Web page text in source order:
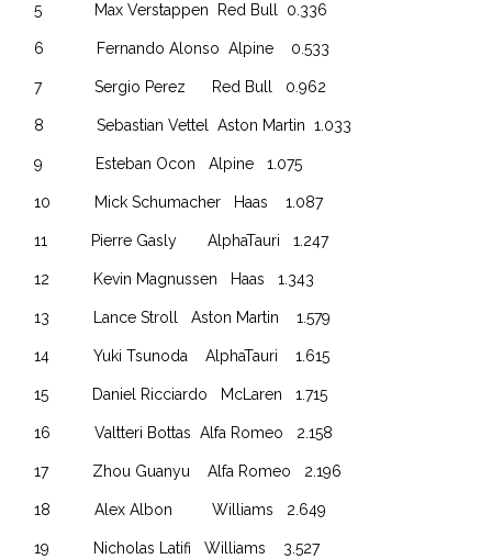
5 Max Verstappen Red Bull 0.336
6 Fernando Alonso Alpine 0.533
7 Sergio Perez Red Bull 0.962
8 Sebastian Vettel Aston Martin 1.033
9 Esteban Ocon Alpine 1.075
10 Mick Schumacher Haas 1.087
11 Pierre Gasly AlphaTauri 1.247
12 Kevin Magnussen Haas 1.343
13 Lance Stroll Aston Martin 1.579
14 Yuki Tsunoda AlphaTauri 1.615
15 Daniel Ricciardo McLaren 1.715
16 Valtteri Bottas Alfa Romeo 2.158
17 Zhou Guanyu Alfa Romeo 2.196
18 Alex Albon Williams 2.649
19 Nicholas Latifi Williams 3.527